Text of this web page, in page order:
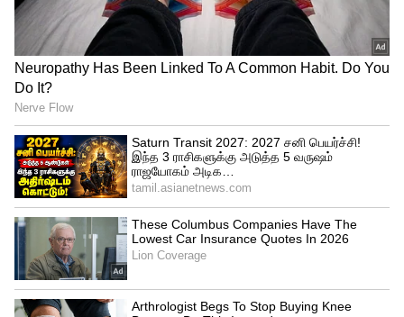
பள்ளி மார்க்கதிலிருந்து) இரண்டாவது
நிழற்சாலைக்கு (அண்ணாநகர் ரவுண்டானா
நோக்கி) இடதுபுறம் திரும்புவதை தவிர்த்து
5வது நிழற்சாலையில் நேராக சென்று 4வது
நிழற்சாலை வழியே செல்ல வேண்டும்.
மேற்கண்ட போக்குவரத்து மாற்றங்கள்
குறிப்பிட்ட நாட்களில் குறிப்பிட்ட
நேரங்களில் மட்டுமே செயல்படுத்தப்படும்.
எனவே வாகன ஓட்டிகளும் பொதுமக்களும்
மற்றும் குடியிருப்புவாசிகளும் ஒத்துழைப்பு
தருமாறு சென்னை பெருநகர